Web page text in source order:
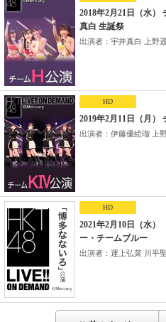
2018年2月21日（水）
真白 生誕祭
出演者：宇井真白 上野
HD
2019年2月11日（月
出演者：伊藤優絵瑠 上
HD
2021年2月10日（水）
ー・チームブルー
出演者：運上弘菜 川平